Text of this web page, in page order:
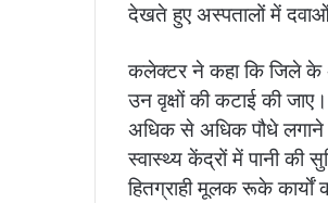
देखते हुए अस्पतालों में दवाओं
कलेक्टर ने कहा कि जिले के
उन वृक्षों की कटाई की
अधिक से अधिक पौधे लगाने
स्वास्थ्य केंद्रों में पानी की
हितग्राही मूलक रूके कार्याें